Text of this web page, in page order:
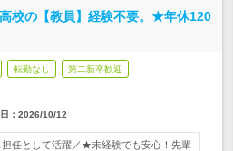
校の【教員】経験不要。★年休120
転勤なし 第二新卒歓迎
： 2026/10/12
担任として活躍／★未経験でも安心！先輩